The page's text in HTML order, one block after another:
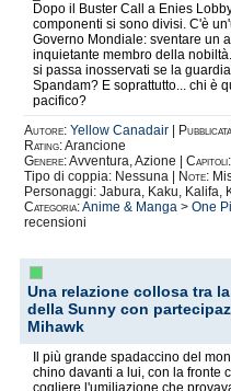
prego prendete il
e lasciatevi
Dopo il Buster Call a Enies
componenti si sono divisi. C'è
Governo Mondiale: sventare un
inquietante membro della
si passa inosservati se la
Spandam? E soprattutto... chi è
pacifico?
Autore: Yellow Canadair
Rating:Arancione
Genere:Avventura, Azione | Capitoli:
Tipo di coppia: Nessuna |
Note:
Personaggi: Jabura, Kaku, Kalifa,
Categoria:Anime & Manga > One
recensioni
Una relazione collosa tra
della Sunny con
Mihawk
Il più grande spadaccino del
chino davanti a lui, con la fronte
cogliere l'umiliazione che